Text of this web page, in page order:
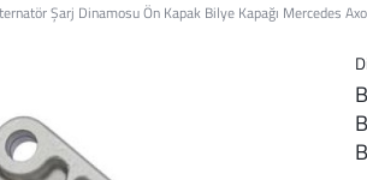
Şarj Dinamosu Ön Kapak Bilye Kapağı Mercedes